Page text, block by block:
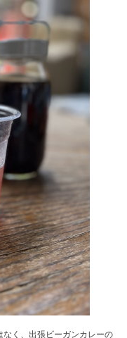
く、出張ビーガンカレーの